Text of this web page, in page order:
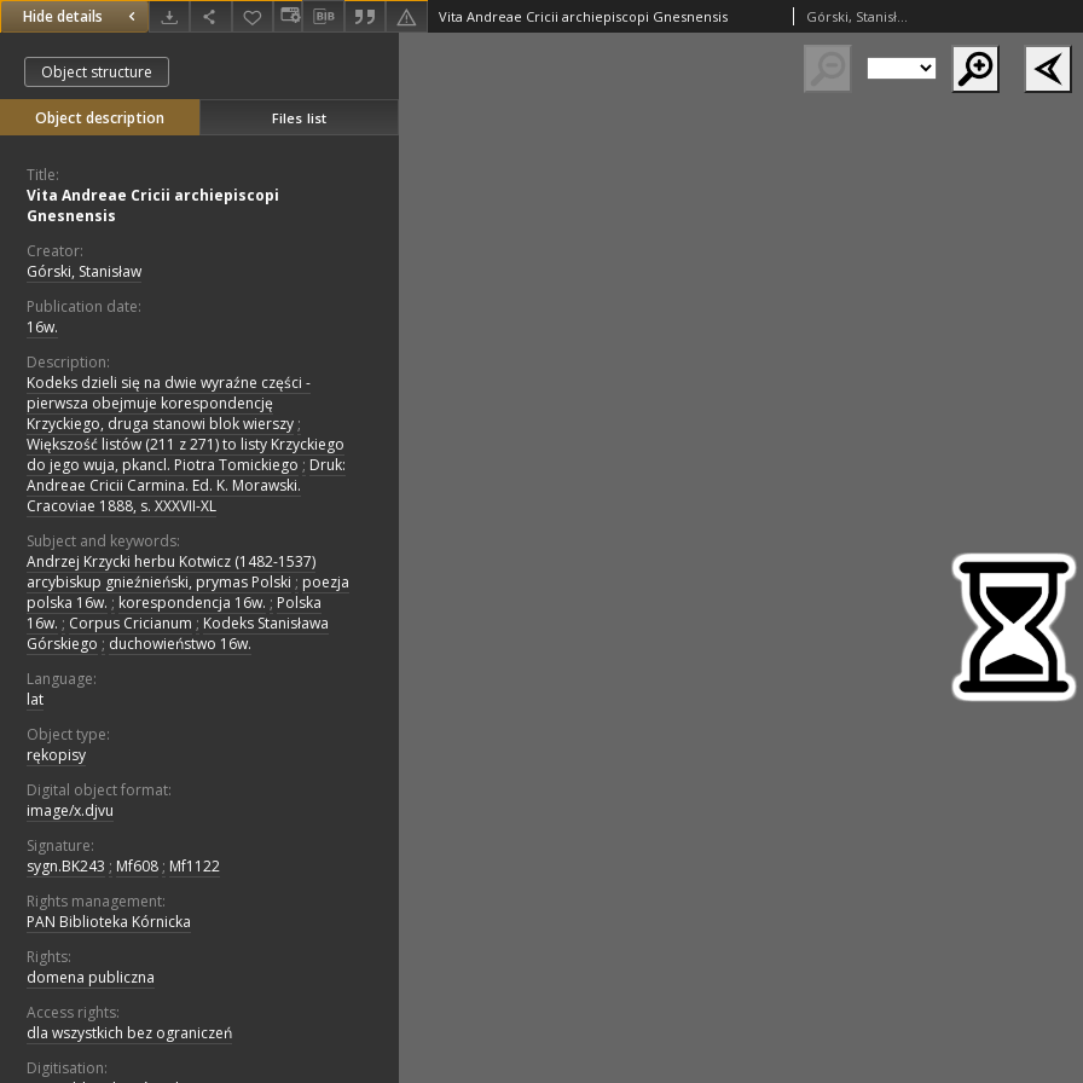
Hide details Vita Andreae Cricii archiepiscopi Gnesnensis Górski, Stanisław
Object structure
Object description Files list
Title:
Vita Andreae Cricii archiepiscopi
Gnesnensis
Creator:
Górski, Stanisław
Publication date:
16w.
Description:
Kodeks dzieli się na dwie wyraźne części -
pierwsza obejmuje korespondencję
Krzyckiego, druga stanowi blok wierszy ;
Większość listów (211 z 271) to listy Krzyckiego
do jego wuja, pkancl. Piotra Tomickiego ; Druk:
Andreae Cricii Carmina. Ed. K. Morawski.
Cracoviae 1888, s. XXXVII-XL
Subject and keywords:
Andrzej Krzycki herbu Kotwicz (1482-1537)
arcybiskup gnieźnieński, prymas Polski ; poezja
polska 16w. ; korespondencja 16w. ; Polska
16w. ; Corpus Cricianum ; Kodeks Stanisława
Górskiego ; duchowieństwo 16w.
Language:
lat
Object type:
rękopisy
Digital object format:
image/x.djvu
Signature:
sygn.BK243 ; Mf608 ; Mf1122
Rights management:
PAN Biblioteka Kórnicka
Rights:
domena publiczna
Access rights:
dla wszystkich bez ograniczeń
Digitisation: